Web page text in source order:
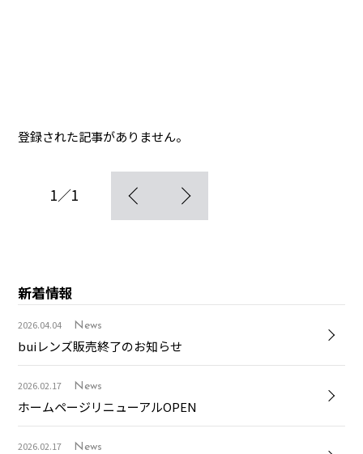
登録された記事がありません。
1／1
新着情報
2026.04.04 News
buiレンズ販売終了のお知らせ
2026.02.17 News
ホームページリニューアルOPEN
2026.02.17 News